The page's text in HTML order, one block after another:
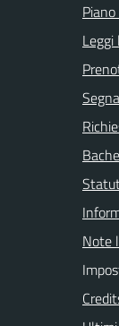
Leggi
Note